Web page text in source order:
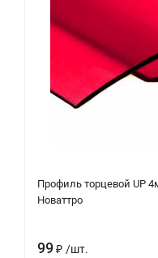
Профиль торцевой UP
Новаттро
99₽ /шт.